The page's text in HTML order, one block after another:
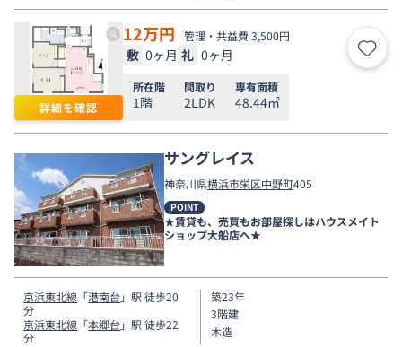
詳細を確認
12万円 管理・共益費 3,500円
敷 0ヶ月 礼 0ヶ月 お気
所在階
1階
間取り
2LDK
専有面積
48.44㎡
サングレイス
神奈川県横浜市栄区中野町405
POINT
★賃貸も、売買もお部屋探しはハウスメイト
ショップ大船店へ★
京浜東北線 「港南台」駅 徒歩20
分
京浜東北線 「本郷台」駅 徒歩22
分
築23年
3階建
木造